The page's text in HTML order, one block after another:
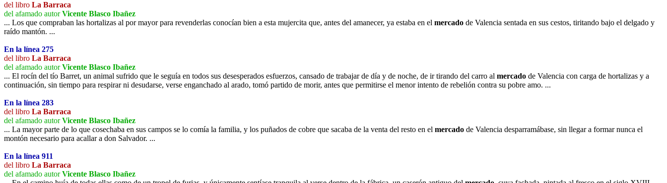
del libro La Barraca
del afamado autorVicente Blasco Ibañez
... Los que compraban las hortalizas al por mayor para revenderlas conocían bien a esta mujercita que, antes del amanecer, ya estaba en el mercado de Valencia sentada en sus cestos, tiritando bajo el delgado y
raído mantón. ...
En la línea 275
del libro La Barraca
del afamado autorVicente Blasco Ibañez
... El rocín del tío Barret, un animal sufrido que le seguía en todos sus desesperados esfuerzos, cansado de trabajar de día y de noche, de ir tirando del carro al mercado de Valencia con carga de hortalizas y a
continuación, sin tiempo para respirar ni desudarse, verse enganchado al arado, tomó partido de morir, antes que permitirse el menor intento de rebelión contra su pobre amo. ...
En la línea 283
del libro La Barraca
del afamado autorVicente Blasco Ibañez
... La mayor parte de lo que cosechaba en sus campos se lo comía la familia, y los puñados de cobre que sacaba de la venta del resto en el mercado de Valencia desparramábase, sin llegar a formar nunca el
montón necesario para acallar a don Salvador. ...
En la línea 911
del libro La Barraca
del afamado autorVicente Blasco Ibañez